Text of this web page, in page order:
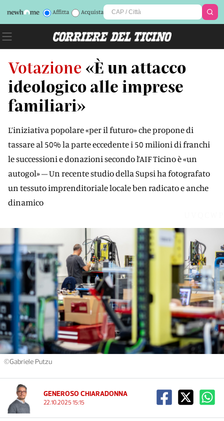
Affitta Acquista
Votazione «È un attacco
ideologico alle imprese
familiari»
L’iniziativa popolare «per il futuro» che propone di
tassare al 50% la parte eccedente i 50 milioni di franchi
le successioni e donazioni secondo l’AIF Ticino è «un
autogol» – Un recente studio della Supsi ha fotografato
un tessuto imprenditoriale locale ben radicato e anche
dinamico
©Gabriele Putzu
GENEROSO CHIARADONNA
22.10.2025 15:15